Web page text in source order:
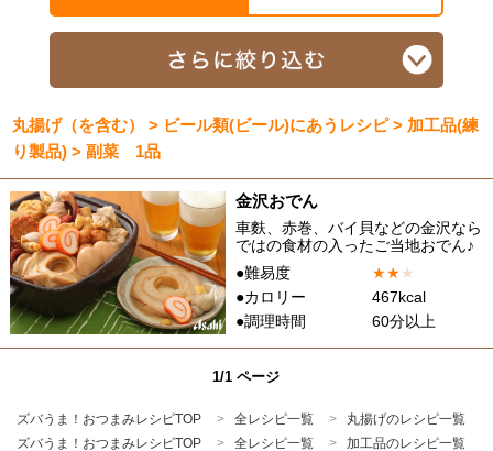
丸揚げ（を含む） > ビール類(ビール)にあうレシピ > 加工品(練
り製品) > 副菜 1品
金沢おでん
車麩、赤巻、バイ貝などの金沢なら
ではの食材の入ったご当地おでん♪
●難易度
★★★
●カロリー
467kcal
●調理時間
60分以上
1/1 ページ
ズバうま！おつまみレシピTOP 全レシピ一覧
丸揚げのレシピ一覧
ズバうま！おつまみレシピTOP
全レシピ一覧 加工品のレシピ一覧